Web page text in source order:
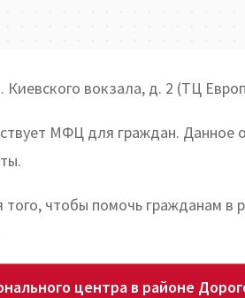
вокзала, д. 2 (ТЦ
МФЦ для граждан. Данное
чтобы помочь гражданам в
центра в районе